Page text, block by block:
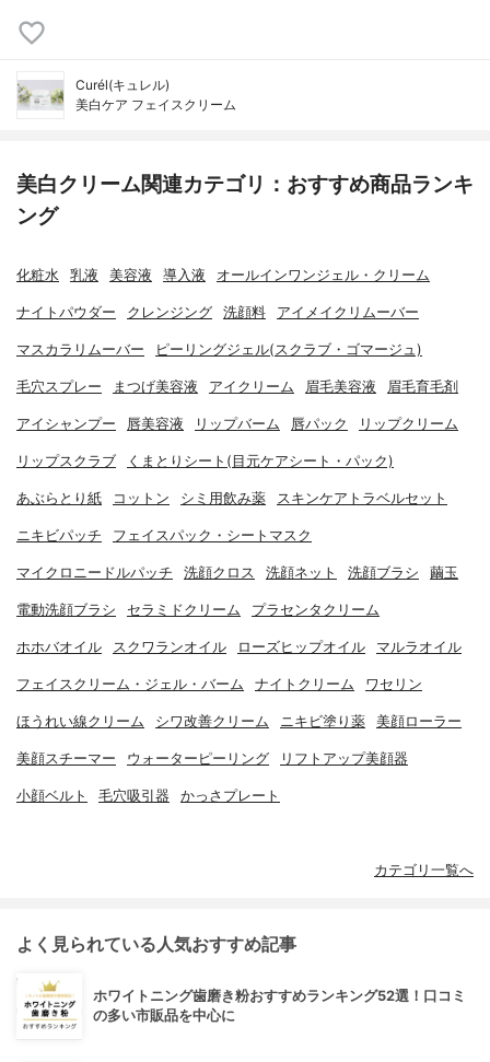
Curél(キュレル)
美白ケア フェイスクリーム
美白クリーム関連カテゴリ：おすすめ商品ランキ
ング
化粧水 乳液 美容液 導入液 オールインワンジェル・クリーム
ナイトパウダー クレンジング 洗顔料 アイメイクリムーバー
マスカラリムーバー ピーリングジェル(スクラブ・ゴマージュ)
毛穴スプレー まつげ美容液 アイクリーム 眉毛美容液 眉毛育毛剤
アイシャンプー 唇美容液 リップバーム 唇パック リップクリーム
リップスクラブ くまとりシート(目元ケアシート・パック)
あぶらとり紙 コットン シミ用飲み薬 スキンケアトラベルセット
ニキビパッチ フェイスパック・シートマスク
マイクロニードルパッチ 洗顔クロス 洗顔ネット 洗顔ブラシ 繭玉
電動洗顔ブラシ セラミドクリーム プラセンタクリーム
ホホバオイル スクワランオイル ローズヒップオイル マルラオイル
フェイスクリーム・ジェル・バーム ナイトクリーム ワセリン
ほうれい線クリーム シワ改善クリーム ニキビ塗り薬 美顔ローラー
美顔スチーマー ウォーターピーリング リフトアップ美顔器
小顔ベルト 毛穴吸引器 かっさプレート
カテゴリ一覧へ
よく見られている人気おすすめ記事
ホワイトニング歯磨き粉おすすめランキング52選！口コミ
の多い市販品を中心に